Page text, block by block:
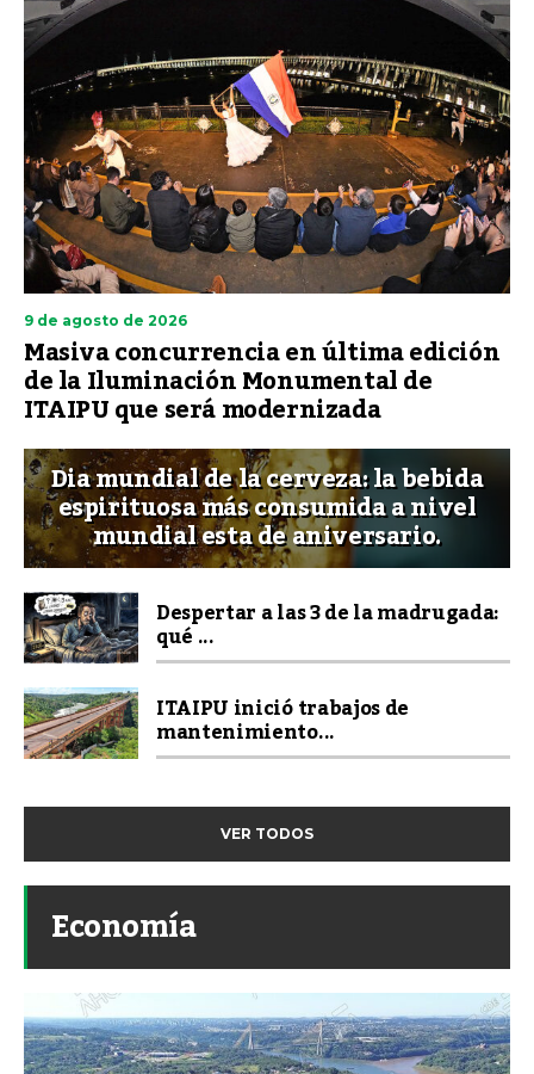
9 de agosto de 2026
Masiva concurrencia en última edición
de la Iluminación Monumental de
ITAIPU que será modernizada
Dia mundial de la cerveza: la bebida
espirituosa más consumida a nivel
mundial esta de aniversario.
Despertar a las 3 de la madrugada:
qué ...
ITAIPU inició trabajos de
mantenimiento...
VER TODOS
Economía